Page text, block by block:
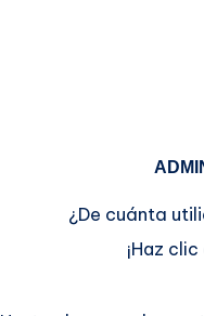
¿De cuánta
¡Haz